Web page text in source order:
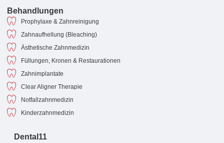
Behandlungen
Prophylaxe & Zahnreinigung
Zahnaufhellung (Bleaching)
Ästhetische Zahnmedizin
Füllungen, Kronen & Restaurationen
Zahnimplantate
Clear Aligner Therapie
Notfallzahnmedizin
Kinderzahnmedizin
Dental11